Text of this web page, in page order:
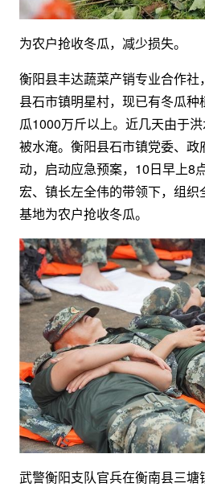
为农户抢收冬瓜，减少损失。
衡阳县丰达蔬菜产销专业合作
县石市镇明星村，现已有冬瓜
瓜1000万斤以上。近几天由于
被水淹。衡阳县石市镇党委、
动，启动应急预案，10日早上8
宏、镇长左全伟的带领下，组
基地为农户抢收冬瓜。
武警衡阳支队官兵在衡南县三